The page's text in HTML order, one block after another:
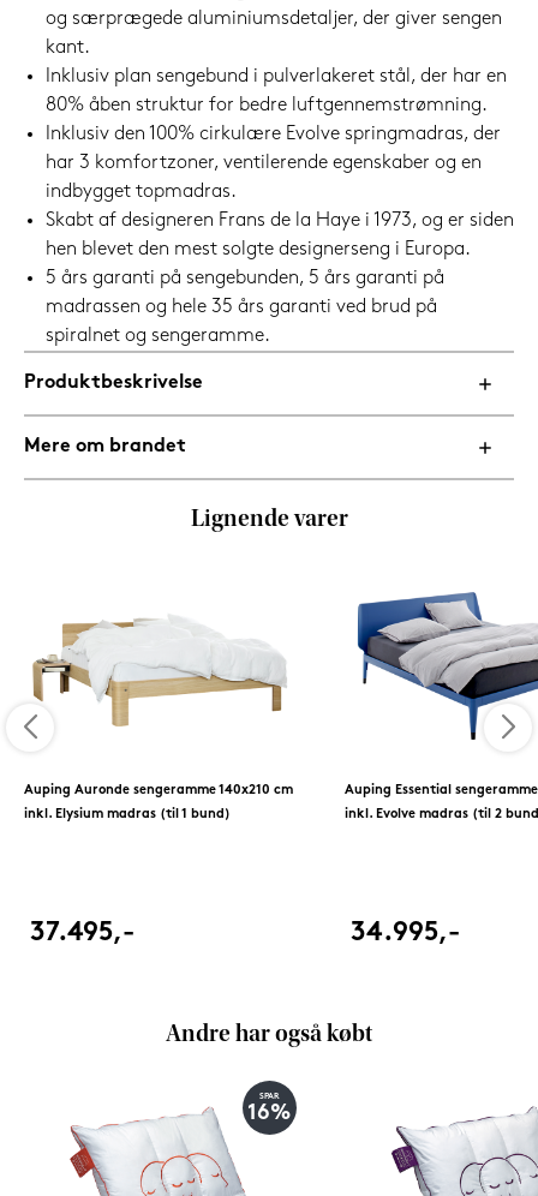
og særprægede aluminiumsdetaljer, der giver sengen
kant.
Inklusiv plan sengebund i pulverlakeret stål, der har en
80% åben struktur for bedre luftgennemstrømning.
Inklusiv den 100% cirkulære Evolve springmadras, der
har 3 komfortzoner, ventilerende egenskaber og en
indbygget topmadras.
Skabt af designeren Frans de la Haye i 1973, og er siden
hen blevet den mest solgte designerseng i Europa.
5 års garanti på sengebunden, 5 års garanti på
madrassen og hele 35 års garanti ved brud på
spiralnet og sengeramme.
Produktbeskrivelse
Mere om brandet
Lignende varer
Auping Auronde sengeramme 140x210 cm
inkl. Elysium madras (til 1 bund)
37.495,-
Auping Essential sengeramme
inkl. Evolve madras (til 2
34.995,-
Andre har også købt
SPAR
16%